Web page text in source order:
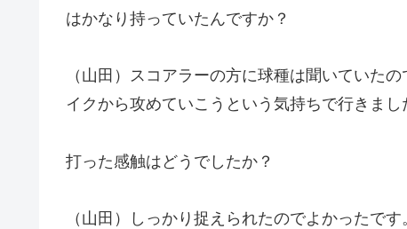
はかなり持っていたんですか？
（山田）スコアラーの方に球種は聞いていた
イクから攻めていこうという気持ちで行きまし
打った感触はどうでしたか？
（山田）しっかり捉えられたのでよかったです